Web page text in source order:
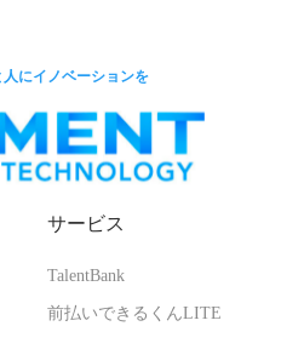
にイノベーションを
サービス
TalentBank
前払いできるくんLITE